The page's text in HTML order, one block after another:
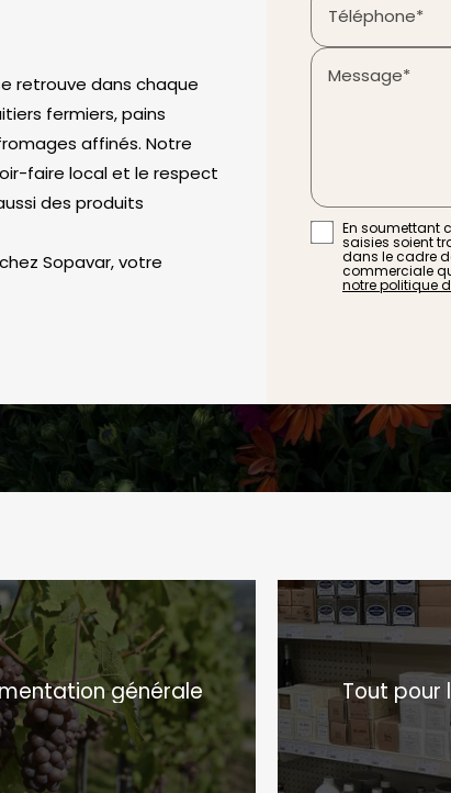
retrouve dans chaque
fermiers, pains
affinés. Notre
faire local et le respect
des produits
Sopavar, votre
Téléphone*
Message*
En soumettant
saisies soient
dans le cadre
commerciale
notre politique
générale Tout pour